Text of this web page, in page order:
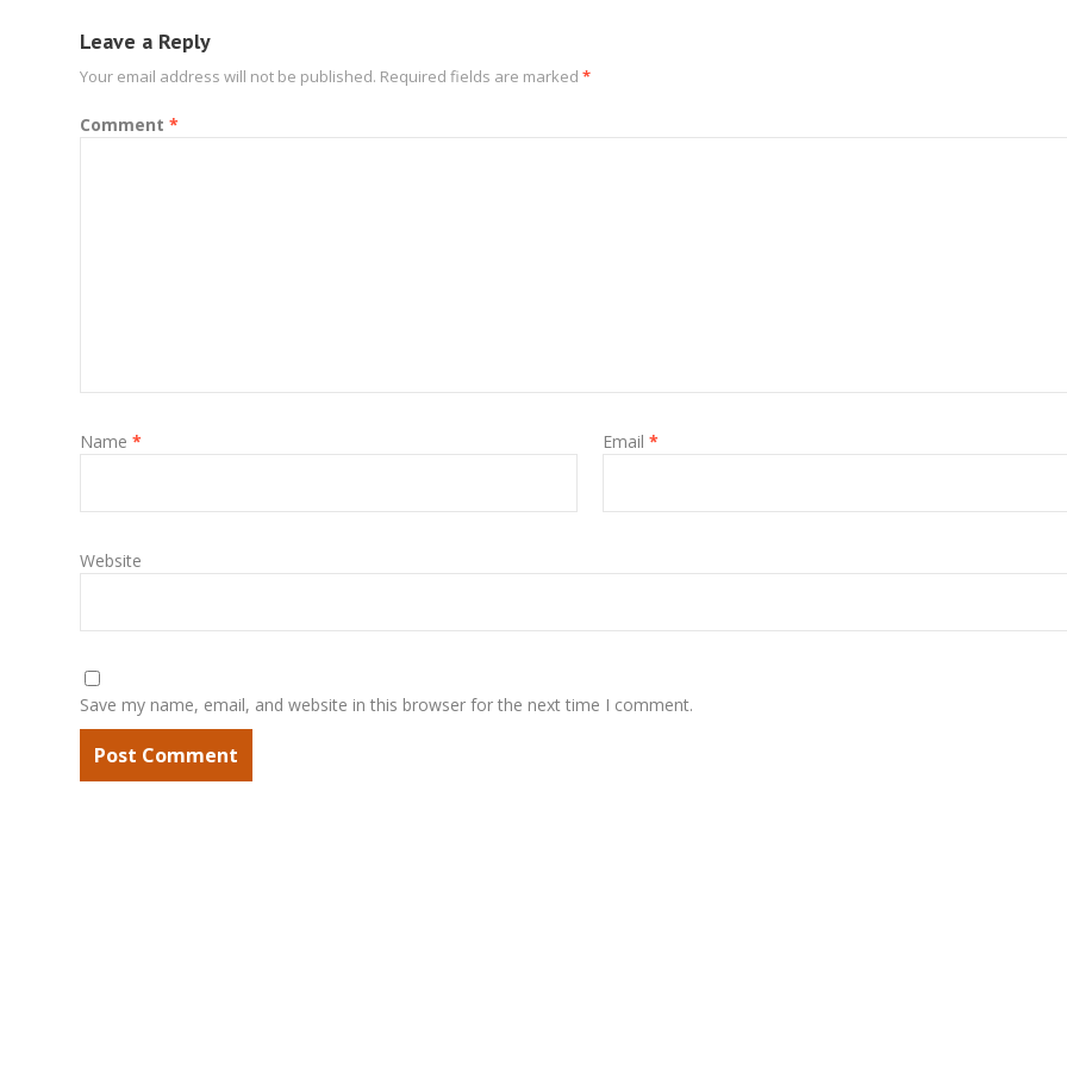
Leave a Reply
Your email address will not be published. Required fields are marked *
Comment *
Name * Email *
Website
Save my name, email, and website in this browser for the next time I comment.